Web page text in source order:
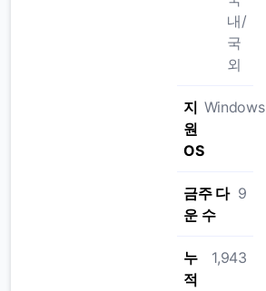
내/
국
외
지
원
OS
Windows
금주 다
운 수
9
누
적
1,943